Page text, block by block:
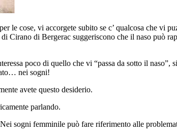
le cose, vi accorgete subito se c’ qualcosa che vi
Cirano di Bergerac suggeriscono che il naso può
poco di quello che vi “passa da sotto il naso”,
nei sogni!
avete questo desiderio.
parlando.
sogni femminile può fare riferimento alle